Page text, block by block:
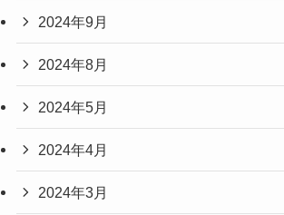
2024年9月
2024年8月
2024年5月
2024年4月
2024年3月